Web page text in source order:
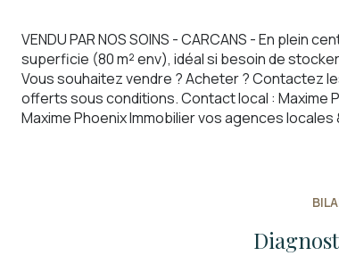
VENDU PAR NOS SOINS - CARCANS -En plein
superficie (80 m² env), idéal si besoin de
Vous souhaitez vendre ? Acheter ? Contactez
offerts sous conditions. Contact local : Maxime
Maxime Phoenix Immobilier vos agences